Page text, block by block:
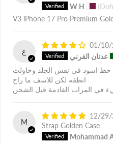
W H
V3 iPhone 17 Pro Premium
ع
01/10/
عدنان القرني
خط اسود في نفس الجلد وحاولت
انظفه لكن للاسف ما راح
في المرات القادمة قبل الشحن
M
12/29/
Strap Golden Case
Mohammad